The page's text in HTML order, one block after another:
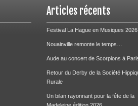
Articles récents
Festival La Hague en Musiques 2026
Nouainville remonte le temps…
Aude au concert de Scorpions à
Retour du Derby de la Société
Rurale
Un bilan rayonnant pour la fête de la